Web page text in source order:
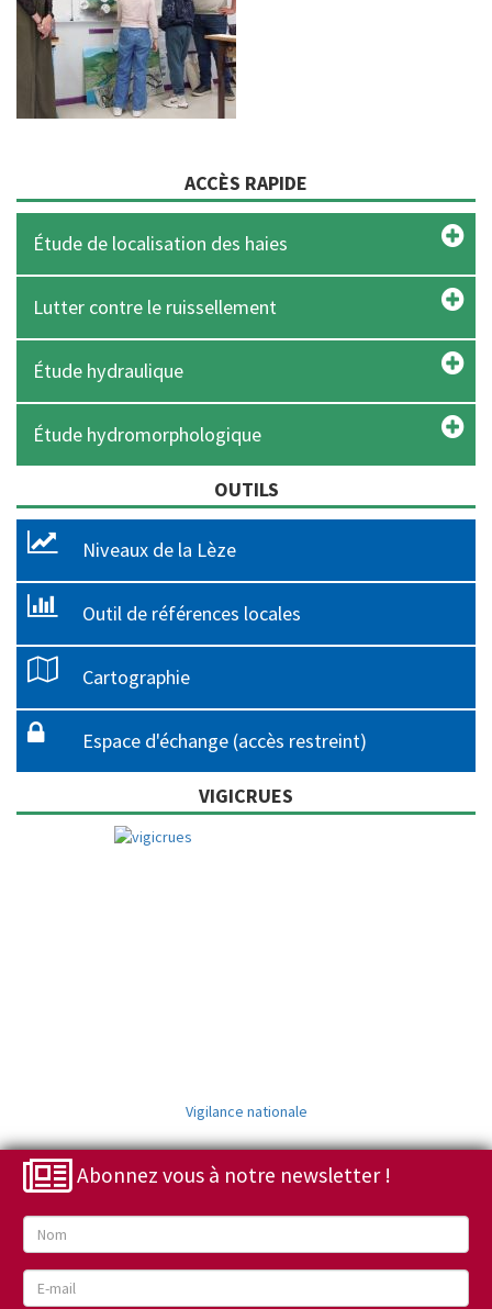
ACCÈS RAPIDE
Étude de localisation des haies
Lutter contre le ruissellement
Étude hydraulique
Étude hydromorphologique
OUTILS
Niveaux de la Lèze
Outil de références locales
Cartographie
Espace d'échange (accès restreint)
VIGICRUES
Vigilance nationale
Abonnez vous à notre newsletter !